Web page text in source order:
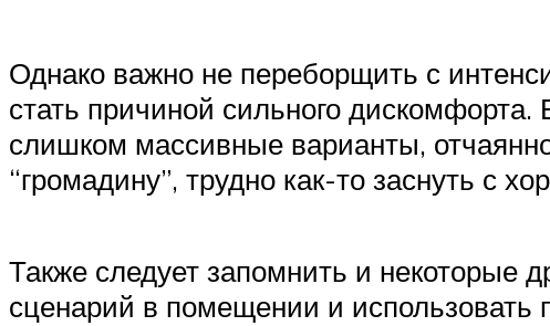
Однако важно не переборщить с
стать причиной сильного
слишком массивные варианты,
“громадину”, трудно как-то заснуть с
Также следует запомнить и некоторые
сценарий в помещении и